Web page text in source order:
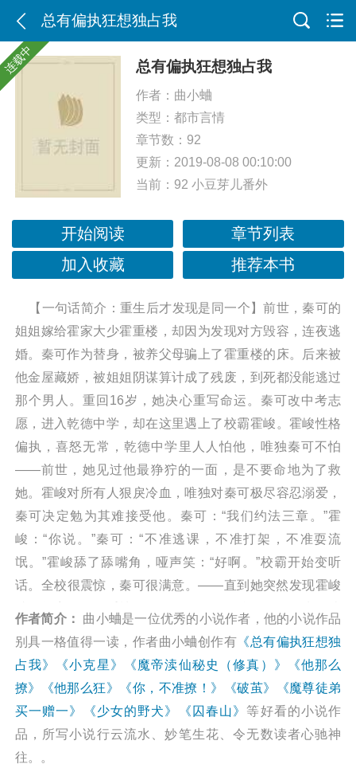
总有偏执狂想独占我
连载中 总有偏执狂想独占我
作者： 曲小蛐
类型： 都市言情
章节数：92
更新：2019-08-08 00:10:00
当前： 92 小豆芽儿番外
开始阅读
章节列表
加入收藏
推荐本书
【一句话简介：重生后才发现是同一个】前世，秦可的
姐姐嫁给霍家大少霍重楼，却因为发现对方毁容，连夜逃
婚。秦可作为替身，被养父母骗上了霍重楼的床。后来被
他金屋藏娇，被姐姐阴谋算计成了残废，到死都没能逃过
那个男人。重回16岁，她决心重写命运。秦可改中考志
愿，进入乾德中学，却在这里遇上了校霸霍峻。霍峻性格
偏执，喜怒无常，乾德中学里人人怕他，唯独秦可不怕
——前世，她见过他最狰狞的一面，是不要命地为了救
她。霍峻对所有人狠戾冷血，唯独对秦可极尽容忍溺爱，
秦可决定勉为其难接受他。秦可：“我们约法三章。”霍
峻：“你说。”秦可：“不准逃课，不准打架，不准耍流
氓。”霍峻舔了舔嘴角，哑声笑：“好啊。”校霸开始变听
话。全校很震惊，秦可很满意。——直到她突然发现霍峻
作者简介：
曲小蛐是一位优秀的小说作者，他的小说作品
别具一格值得一读，作者曲小蛐创作有 《总有偏执狂想独
占我》
《小克星》 《魔帝渎仙秘史（修真）》
《他那么
撩》
《他那么狂》 《你，不准撩！》 《破茧》
《魔尊徒弟
买一赠一》
《少女的野犬》 《囚春山》 等好看的小说作
品，所写小说行云流水、妙笔生花、令无数读者心驰神
往。。